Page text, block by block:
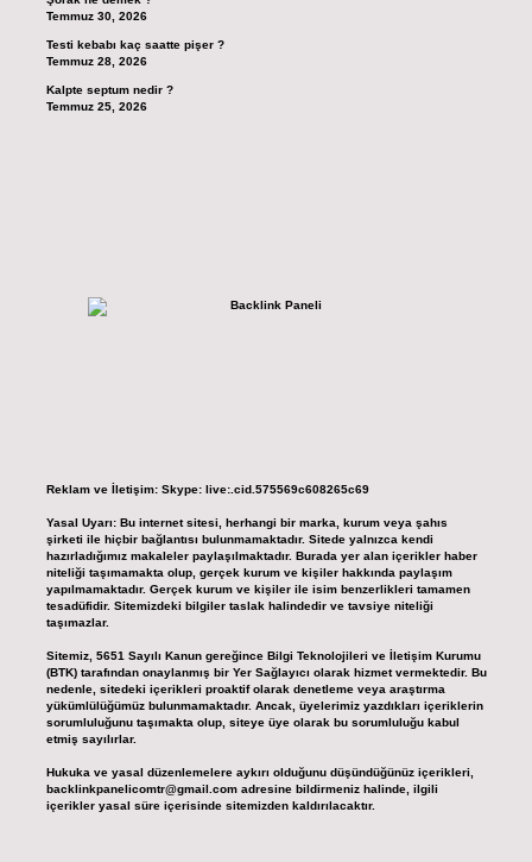
Temmuz 30, 2026
Testi kebabı kaç saatte pişer ?
Temmuz 28, 2026
Kalpte septum nedir ?
Temmuz 25, 2026
Reklam ve İletişim: Skype: live:.cid.575569c608265c69
Yasal Uyarı: Bu internet sitesi, herhangi bir marka, kurum veya şahıs
şirketi ile hiçbir bağlantısı bulunmamaktadır. Sitede yalnızca kendi
hazırladığımız makaleler paylaşılmaktadır. Burada yer alan içerikler haber
niteliği taşımamakta olup, gerçek kurum ve kişiler hakkında paylaşım
yapılmamaktadır. Gerçek kurum ve kişiler ile isim benzerlikleri tamamen
tesadüfidir. Sitemizdeki bilgiler taslak halindedir ve tavsiye niteliği
taşımazlar.
Sitemiz, 5651 Sayılı Kanun gereğince Bilgi Teknolojileri ve İletişim Kurumu
(BTK) tarafından onaylanmış bir Yer Sağlayıcı olarak hizmet vermektedir. Bu
nedenle, sitedeki içerikleri proaktif olarak denetleme veya araştırma
yükümlülüğümüz bulunmamaktadır. Ancak, üyelerimiz yazdıkları içeriklerin
sorumluluğunu taşımakta olup, siteye üye olarak bu sorumluluğu kabul
etmiş sayılırlar.
Hukuka ve yasal düzenlemelere aykırı olduğunu düşündüğünüz içerikleri,
backlinkpanelicomtr@gmail.comadresine bildirmeniz halinde, ilgili
içerikler yasal süre içerisinde sitemizden kaldırılacaktır.